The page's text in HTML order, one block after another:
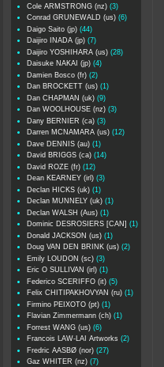
Cole ARMSTRONG (nz) (3)
Conrad GRUNEWALD (us) (6)
Daigo Saito (jp) (44)
Daijiro INADA (jp) (7)
Daijiro YOSHIHARA (us) (28)
Daisuke NAKAI (jp) (4)
Damien Bosco (fr) (2)
Dan BROCKETT (us) (1)
Dan CHAPMAN (uk) (9)
Dan WOOLHOUSE (nz) (3)
Dany BERNIER (ca) (3)
Darren MCNAMARA (us) (12)
Dave DENNIS (au) (1)
David BRIGGS (ca) (14)
David ROZE (fr) (12)
Dean KEARNEY (irl) (3)
Declan HICKS (uk) (1)
Declan MUNNELY (uk) (1)
Declan WALSH (Aus) (1)
Dominic DESROSIERS [CAN] (1)
Donald JACKSON (us) (1)
Doug VAN DEN BRINK (us) (2)
Emily LOUDON (sc) (3)
Eric O SULLIVAN (irl) (1)
Federico SCERIFFO (it) (5)
Felix CHITIPAKHOVYAN (ru) (1)
Firmino PEIXOTO (pt) (1)
Flavian Zimmermann (ch) (1)
Forrest WANG (us) (6)
Francois LAW-LAI Artworks (2)
Fredric AASBØ (nor) (27)
Gaz WHITER (nz) (7)